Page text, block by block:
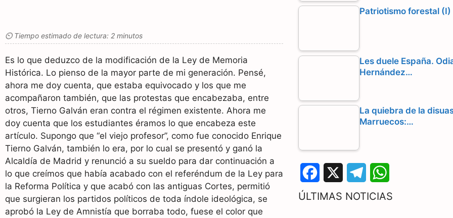
⏲ Tiempo estimado de lectura: 2 minutos
Es lo que deduzco de la modificación de la Ley de Memoria
Histórica. Lo pienso de la mayor parte de mi generación. Pensé,
ahora me doy cuenta, que estaba equivocado y los que me
acompañaron también, que las protestas que encabezaba, entre
otros, Tierno Galván eran contra el régimen existente. Ahora me
doy cuenta que los estudiantes éramos lo que encabeza este
artículo. Supongo que “el viejo profesor”, como fue conocido Enrique
Tierno Galván, también lo era, por lo cual se presentó y ganó la
Alcaldía de Madrid y renunció a su sueldo para dar continuación a
lo que creímos que había acabado con el referéndum de la Ley para
la Reforma Política y que acabó con las antiguas Cortes, permitió
que surgieran los partidos políticos de toda índole ideológica, se
aprobó la Ley de Amnistía que borraba todo, fuese el color que
Patriotismo forestal
Les duele España.
Hernández…
La quiebra de la
Marruecos:…
a
e
h
ÚLTIMAS NOTICIAS